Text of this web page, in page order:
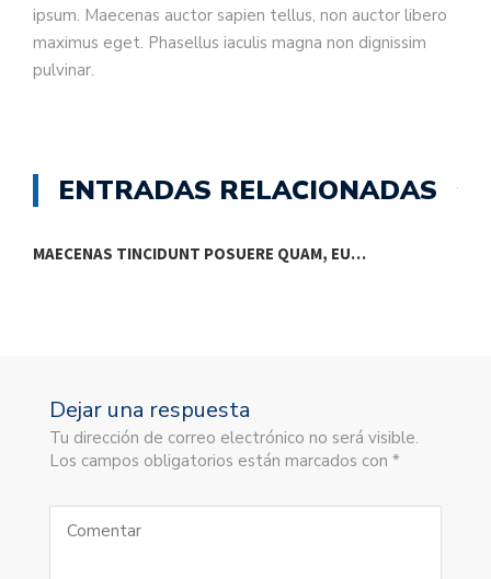
ipsum. Maecenas auctor sapien tellus, non auctor libero
maximus eget. Phasellus iaculis magna non dignissim
pulvinar.
ENTRADAS RELACIONADAS
MAECENAS TINCIDUNT POSUERE QUAM, EU…
Dejar una respuesta
Tu dirección de correo electrónico no será visible.
Los campos obligatorios están marcados con *